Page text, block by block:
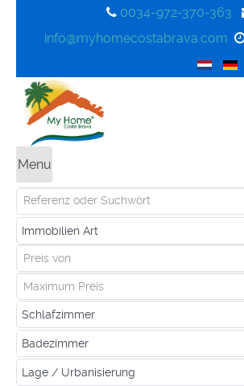
0034-972-370-363
info@myhomecostabrava.com
Menu